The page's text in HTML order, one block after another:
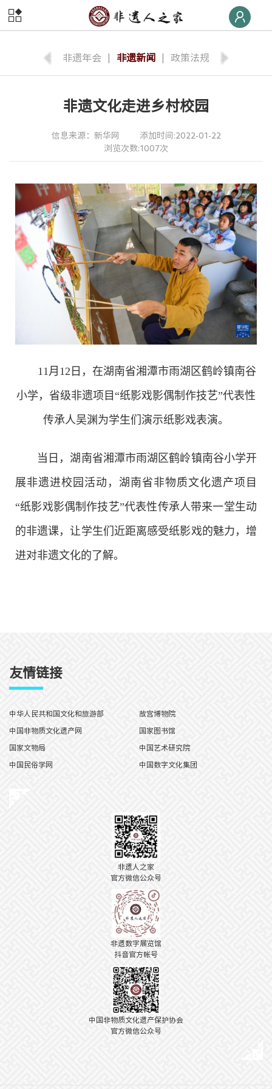
首页
快线
非遗交流
非遗 大集
非遗 后援团
大数据
非遗年会 非遗新闻 政策法规
非遗文化走进乡村校园
信息来源：新华网
添加时间:2022-01-22
浏览次数:1007次
11月12日，在湖南省湘潭市雨湖区鹤岭镇南谷
小学，省级非遗项目“纸影戏影偶制作技艺”代表性
传承人吴渊为学生们演示纸影戏表演。
当日，湖南省湘潭市雨湖区鹤岭镇南谷小学开
展非遗进校园活动，湖南省非物质文化遗产项目
“纸影戏影偶制作技艺”代表性传承人带来一堂生动
的非遗课，让学生们近距离感受纸影戏的魅力，增
进对非遗文化的了解。
友情链接
中华人民共和国文化和旅游部 故宫博物院
中国非物质文化遗产网 国家图书馆
国家文物局 中国艺术研究院
中国民俗学网 中国数字文化集团
非遗人之家
官方微信公众号
非遗数字展览馆
抖音官方帐号
中国非物质文化遗产保护协会
官方微信公众号